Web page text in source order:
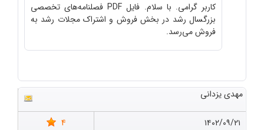
کاربر گرامی. با سلام. فایل PDF فصلنامه‌های تخصصی
بزرگسال رشد در بخش فروش و اشتراک مجلات رشد به
فروش می‌رسد.
مهدی یزدانی
۱۴۰۲/۰۹/۲۱
4